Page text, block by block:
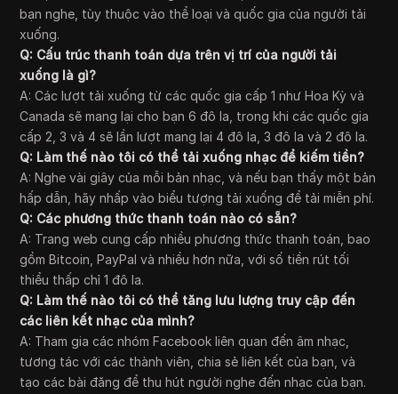
bạn nghe, tùy thuộc vào thể loại và quốc gia của người tải
xuống.
Q: Cấu trúc thanh toán dựa trên vị trí của người tải
xuống là gì?
A: Các lượt tải xuống từ các quốc gia cấp 1 như Hoa Kỳ và
Canada sẽ mang lại cho bạn 6 đô la, trong khi các quốc gia
cấp 2, 3 và 4 sẽ lần lượt mang lại 4 đô la, 3 đô la và 2 đô la.
Q: Làm thế nào tôi có thể tải xuống nhạc để kiếm tiền?
A: Nghe vài giây của mỗi bản nhạc, và nếu bạn thấy một bản
hấp dẫn, hãy nhấp vào biểu tượng tải xuống để tải miễn phí.
Q: Các phương thức thanh toán nào có sẵn?
A: Trang web cung cấp nhiều phương thức thanh toán, bao
gồm Bitcoin, PayPal và nhiều hơn nữa, với số tiền rút tối
thiểu thấp chỉ 1 đô la.
Q: Làm thế nào tôi có thể tăng lưu lượng truy cập đến
các liên kết nhạc của mình?
A: Tham gia các nhóm Facebook liên quan đến âm nhạc,
tương tác với các thành viên, chia sẻ liên kết của bạn, và
tạo các bài đăng để thu hút người nghe đến nhạc của bạn.